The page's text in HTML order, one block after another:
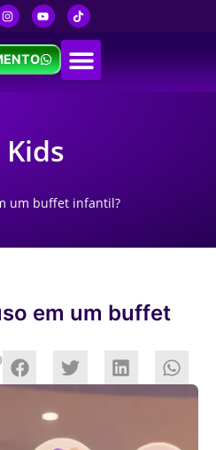
um buffet infantil?
em um buffet